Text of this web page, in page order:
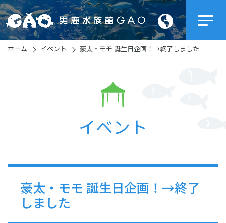
ホーム イベント 豪太・モモ 誕生日企画！→終了しました
イベント
豪太・モモ 誕生日企画！→終了
しました